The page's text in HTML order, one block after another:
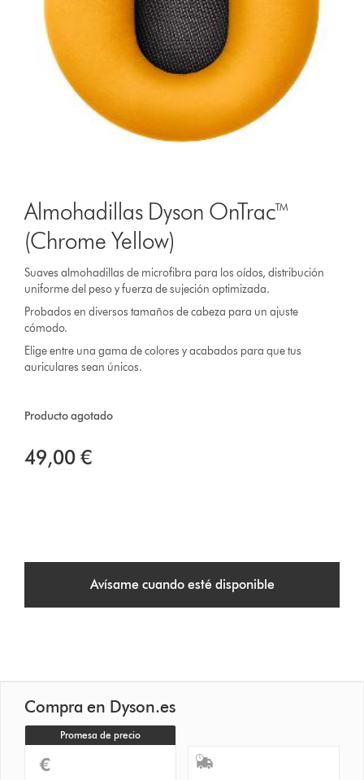
Almohadillas Dyson OnTrac™
(Chrome Yellow)
Suaves almohadillas de microfibra para los oídos, distribución
uniforme del peso y fuerza de sujeción optimizada.
Probados en diversos tamaños de cabeza para un ajuste
cómodo.
Elige entre una gama de colores y acabados para que tus
auriculares sean únicos.
Producto agotado
49,00 €
Avísame cuando esté disponible
Compra en Dyson.es
Promesa de precio